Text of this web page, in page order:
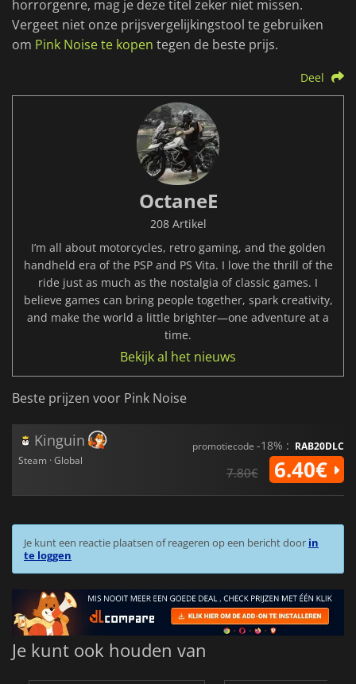
horrorgenre, mag je deze titel zeker niet missen.
Vergeet niet onze prijsvergelijkingstool te gebruiken
om Pink Noise te kopen tegen de beste prijs.
Deel
OctaneE
208 Artikel
I’m all about motorcycles, retro gaming, and the golden
handheld era of the PSP and PS Vita. I love the thrill of the
ride just as much as the nostalgia of classic games. I
believe games can bring people together, spark creativity,
and make the world a little brighter—one adventure at a
time.
Bekijk al het nieuws
Beste prijzen voor Pink Noise
Kinguin
Steam · Global
promotiecode -18% : RAB20DLC
7.80€ 6.40€
Je kunt een reactie plaatsen of reageren op een bericht door in
te loggen
Je kunt ook houden van